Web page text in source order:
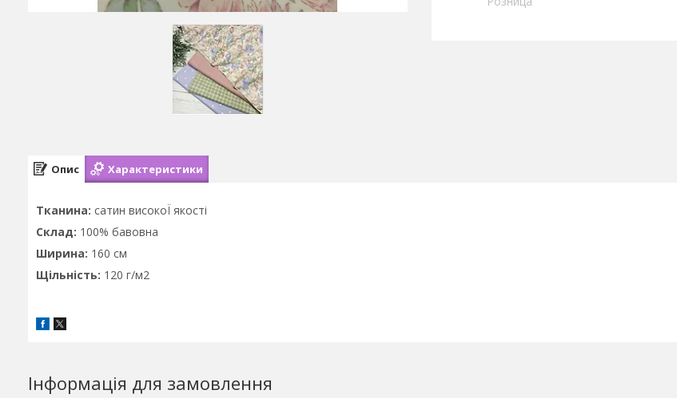
Опис Характеристики
Тканина: сатин високоЇ якості
Склад: 100% бавовна
Ширина: 160 см
Щільність: 120 г/м2
Інформація для замовлення